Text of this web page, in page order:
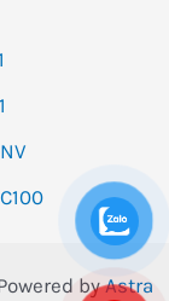
byAstra